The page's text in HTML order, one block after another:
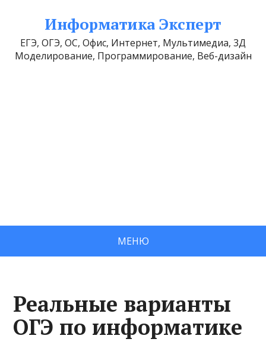
Информатика Эксперт
ЕГЭ, ОГЭ, ОС, Офис, Интернет, Мультимедиа, 3Д
Моделирование, Программирование, Веб-дизайн
МЕНЮ
Реальные варианты
ОГЭ по информатике